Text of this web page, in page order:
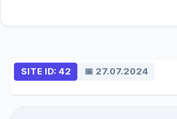
SITE ID: 42 📅 27.07.2024